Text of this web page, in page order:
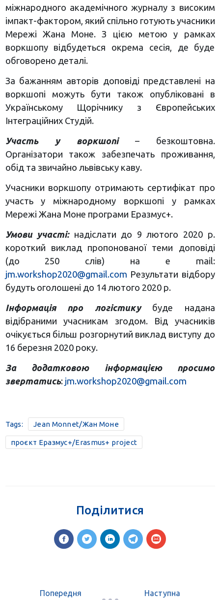
міжнародного академічного журналу з високим
імпакт-фактором, який спільно готують учасники
Мережі Жана Моне. З цією метою у рамках
воркшопу відбудеться окрема сесія, де буде
обговорено деталі.
За бажанням авторів доповіді представлені на
воркшопі можуть бути також опубліковані в
Українському Щорічнику з Європейських
Інтеграційних Студій.
Участь у воркшопі– безкоштовна.
Організатори також забезпечать проживання,
обід та звичайно львівську каву.
Учасники воркшопу отримають сертифікат про
участь у міжнародному воркшопі у рамках
Мережі Жана Моне програми Еразмус+.
Умови участі: надіслати до 9 лютого 2020 р.
короткий виклад пропонованої теми доповіді
(до 250 слів) на е mail:
jm.workshop2020@gmail.com Результати відбору
будуть оголошені до 14 лютого 2020 р.
Інформація про логістику
буде надана
відібраними учасникам згодом. Від учасників
очікується більш розгорнутий виклад виступу до
16 березня 2020 року.
За додатковою інформацією просимо
звертатись: jm.workshop2020@gmail.com
Tags: Jean Monnet/Жан Моне
проєкт Еразмус+/Erasmus+ project
Поділитися
Попередня Наступна